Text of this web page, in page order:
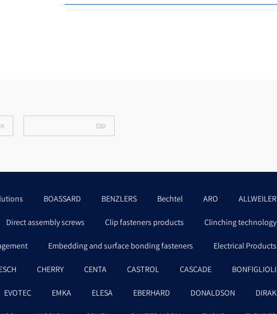
ALLWEILER
ARO
Bechtel
BENZLERS
BOASSARD
Clinching technology
Clip fasteners products
Direct assembly screws
Electrical Products
Embedding and surface bonding fasteners
BONFIGLIOLI
CASCADE
CASTROL
CENTA
CHERRY
DIRAK
DONALDSON
EBERHARD
ELESA
EMKA
EVOTEC